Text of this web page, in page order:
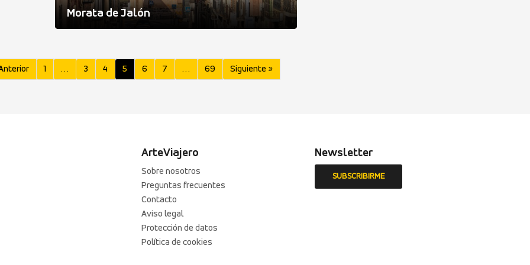
Morata de Jalón
1 … 3 4 5 6 7 … 69 Siguiente »
ArteViajero
Sobre nosotros
Preguntas frecuentes
Contacto
Aviso legal
Protección de datos
Política de cookies
Newsletter